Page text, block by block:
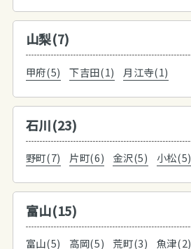
山梨(7)
甲府(5) 下吉田(1) 月江寺(1)
石川(23)
野町(7) 片町(6) 金沢(5) 小松(5)
富山(15)
富山(5) 高岡(5) 荒町(3) 魚津(2)